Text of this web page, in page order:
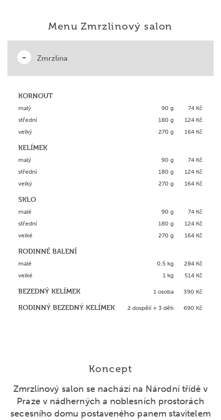
Menu Zmrzlinový salon
Zmrzlina
KORNOUT
malý 90 g
74 Kč
střední
180 g
124 Kč
velký
270 g 164 Kč
KELÍMEK
malý 90 g
74 Kč
střední
180 g
124 Kč
velký
270 g 164 Kč
SKLO
malé 90 g
74 Kč
střední
180 g
124 Kč
velké
270 g 164 Kč
RODINNÉ BALENÍ
malé 0,5 kg
284 Kč
velké
1 kg 514 Kč
BEZEDNÝ KELÍMEK 1 osoba 390 Kč
RODINNÝ BEZEDNÝ KELÍMEK 2 dospělí + 3 děti 690 Kč
Koncept
Zmrzlinový salon se nachází na Národní třídě v
Praze v nádherných a noblesních prostorách
secesního domu postaveného panem stavitelem